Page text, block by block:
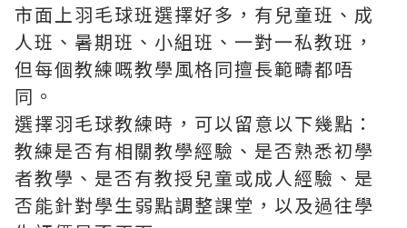
市面上羽毛球班選擇好多，有兒童班、成
人班、暑期班、小組班、一對一私教班，
但每個教練嘅教學風格同擅長範疇都唔
同。
選擇羽毛球教練時，可以留意以下幾點：
教練是否有相關教學經驗、是否熟悉初學
者教學、是否有教授兒童或成人經驗、是
否能針對學生弱點調整課堂，以及過往學